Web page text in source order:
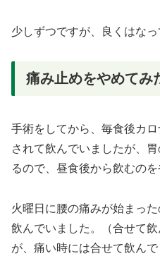
少しずつですが、良くはなっ
痛み止めをやめてみ
手術をしてから、毎食後カ
されて飲んでいましたが、
るので、昼食後から飲むの
火曜日に腰の痛みが始まっ
飲んでいました。（合せて
が、痛い時には合せて飲ん